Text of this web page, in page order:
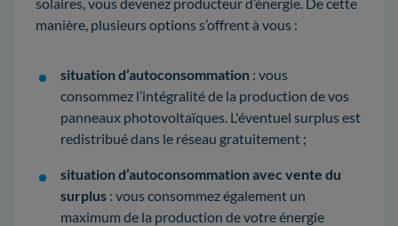
manière, plusieurs options s’offrent à vous :
situation d’autoconsommation : vous
consommez l’intégralité de la production de vos
panneaux photovoltaïques. L'éventuel surplus est
redistribué dans le réseau gratuitement ;
situation d’autoconsommation avec vente du
surplus : vous consommez également un
maximum de la production de votre énergie